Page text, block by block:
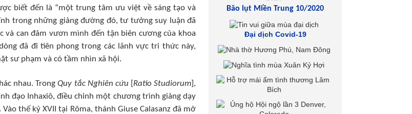
biết đến là “một trung tâm ưu việt về sáng tạo và
trong những giảng đường đó, tư tưởng suy luận đã
can đảm vươn mình đến tận biên cương của khoa
đã đi tiên phong trong các lãnh vực tri thức này,
sư phạm và có tầm nhìn xã hội.
nhau. TrongQuy tắc Nghiên cứu [Ratio Studiorum],
đạo Inhaxiô, điều chỉnh một chương trình giảng dạy
thế kỷ XVII tại Rôma, thánh Giuse Calasanz đã mở
Bão lụt Miền Trung 10/2020
Đại dịch Covid-19